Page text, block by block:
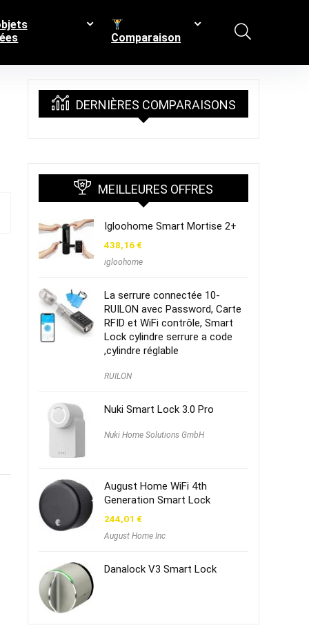
Comparaison
DERNIÈRES COMPARAISONS
MEILLEURES OFFRES
Igloohome Smart Mortise 2+
438,16€
igloohome
La serrure connectée 10-
RUILON avec Password, Carte
RFID et WiFi contrôle, Smart
Lock cylindre serrure a code
,cylindre réglable
RUILON
Nuki Smart Lock 3.0 Pro
Nuki Home Solutions GmbH
August Home WiFi 4th
Generation Smart Lock
244,01 €
August Home Inc
Danalock V3 Smart Lock